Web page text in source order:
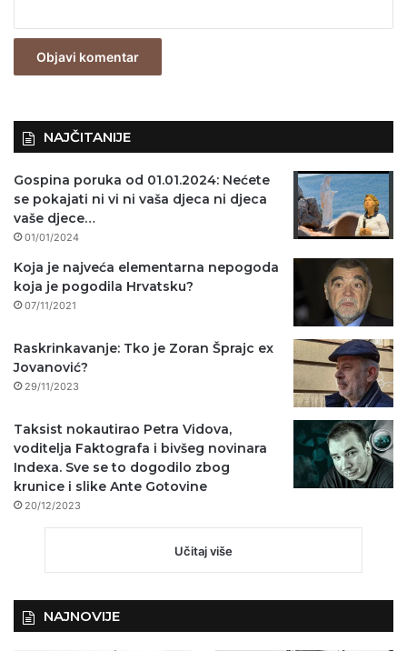
z
NAJČITANIJE
Gospina poruka od 01.01.2024: Nećete
se pokajati ni vi ni vaša djeca ni djeca
vaše djece…
01/01/2024
Koja je najveća elementarna nepogoda
koja je pogodila Hrvatsku?
07/11/2021
Raskrinkavanje: Tko je Zoran Šprajc ex
Jovanović?
29/11/2023
Taksist nokautirao Petra Vidova,
voditelja Faktografa i bivšeg novinara
Indexa. Sve se to dogodilo zbog
krunice i slike Ante Gotovine
20/12/2023
Učitaj više
NAJNOVIJE